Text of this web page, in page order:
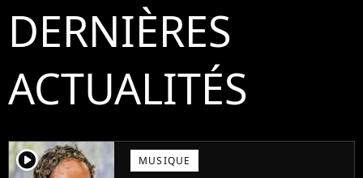
DERNIÈRES
ACTUALITÉS
player2 MUSIQUE